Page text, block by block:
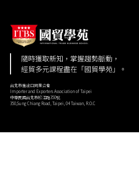
隨時獲取新知，掌握趨勢脈動，
經貿多元課程盡在「國貿學苑」。
台北市進出口同業公會
Importer and Exporters Association of Taipei
中華民國台北市松江路350號
350,Sung Chiang Road, Taipei, 04 Taiwan, R.O.C